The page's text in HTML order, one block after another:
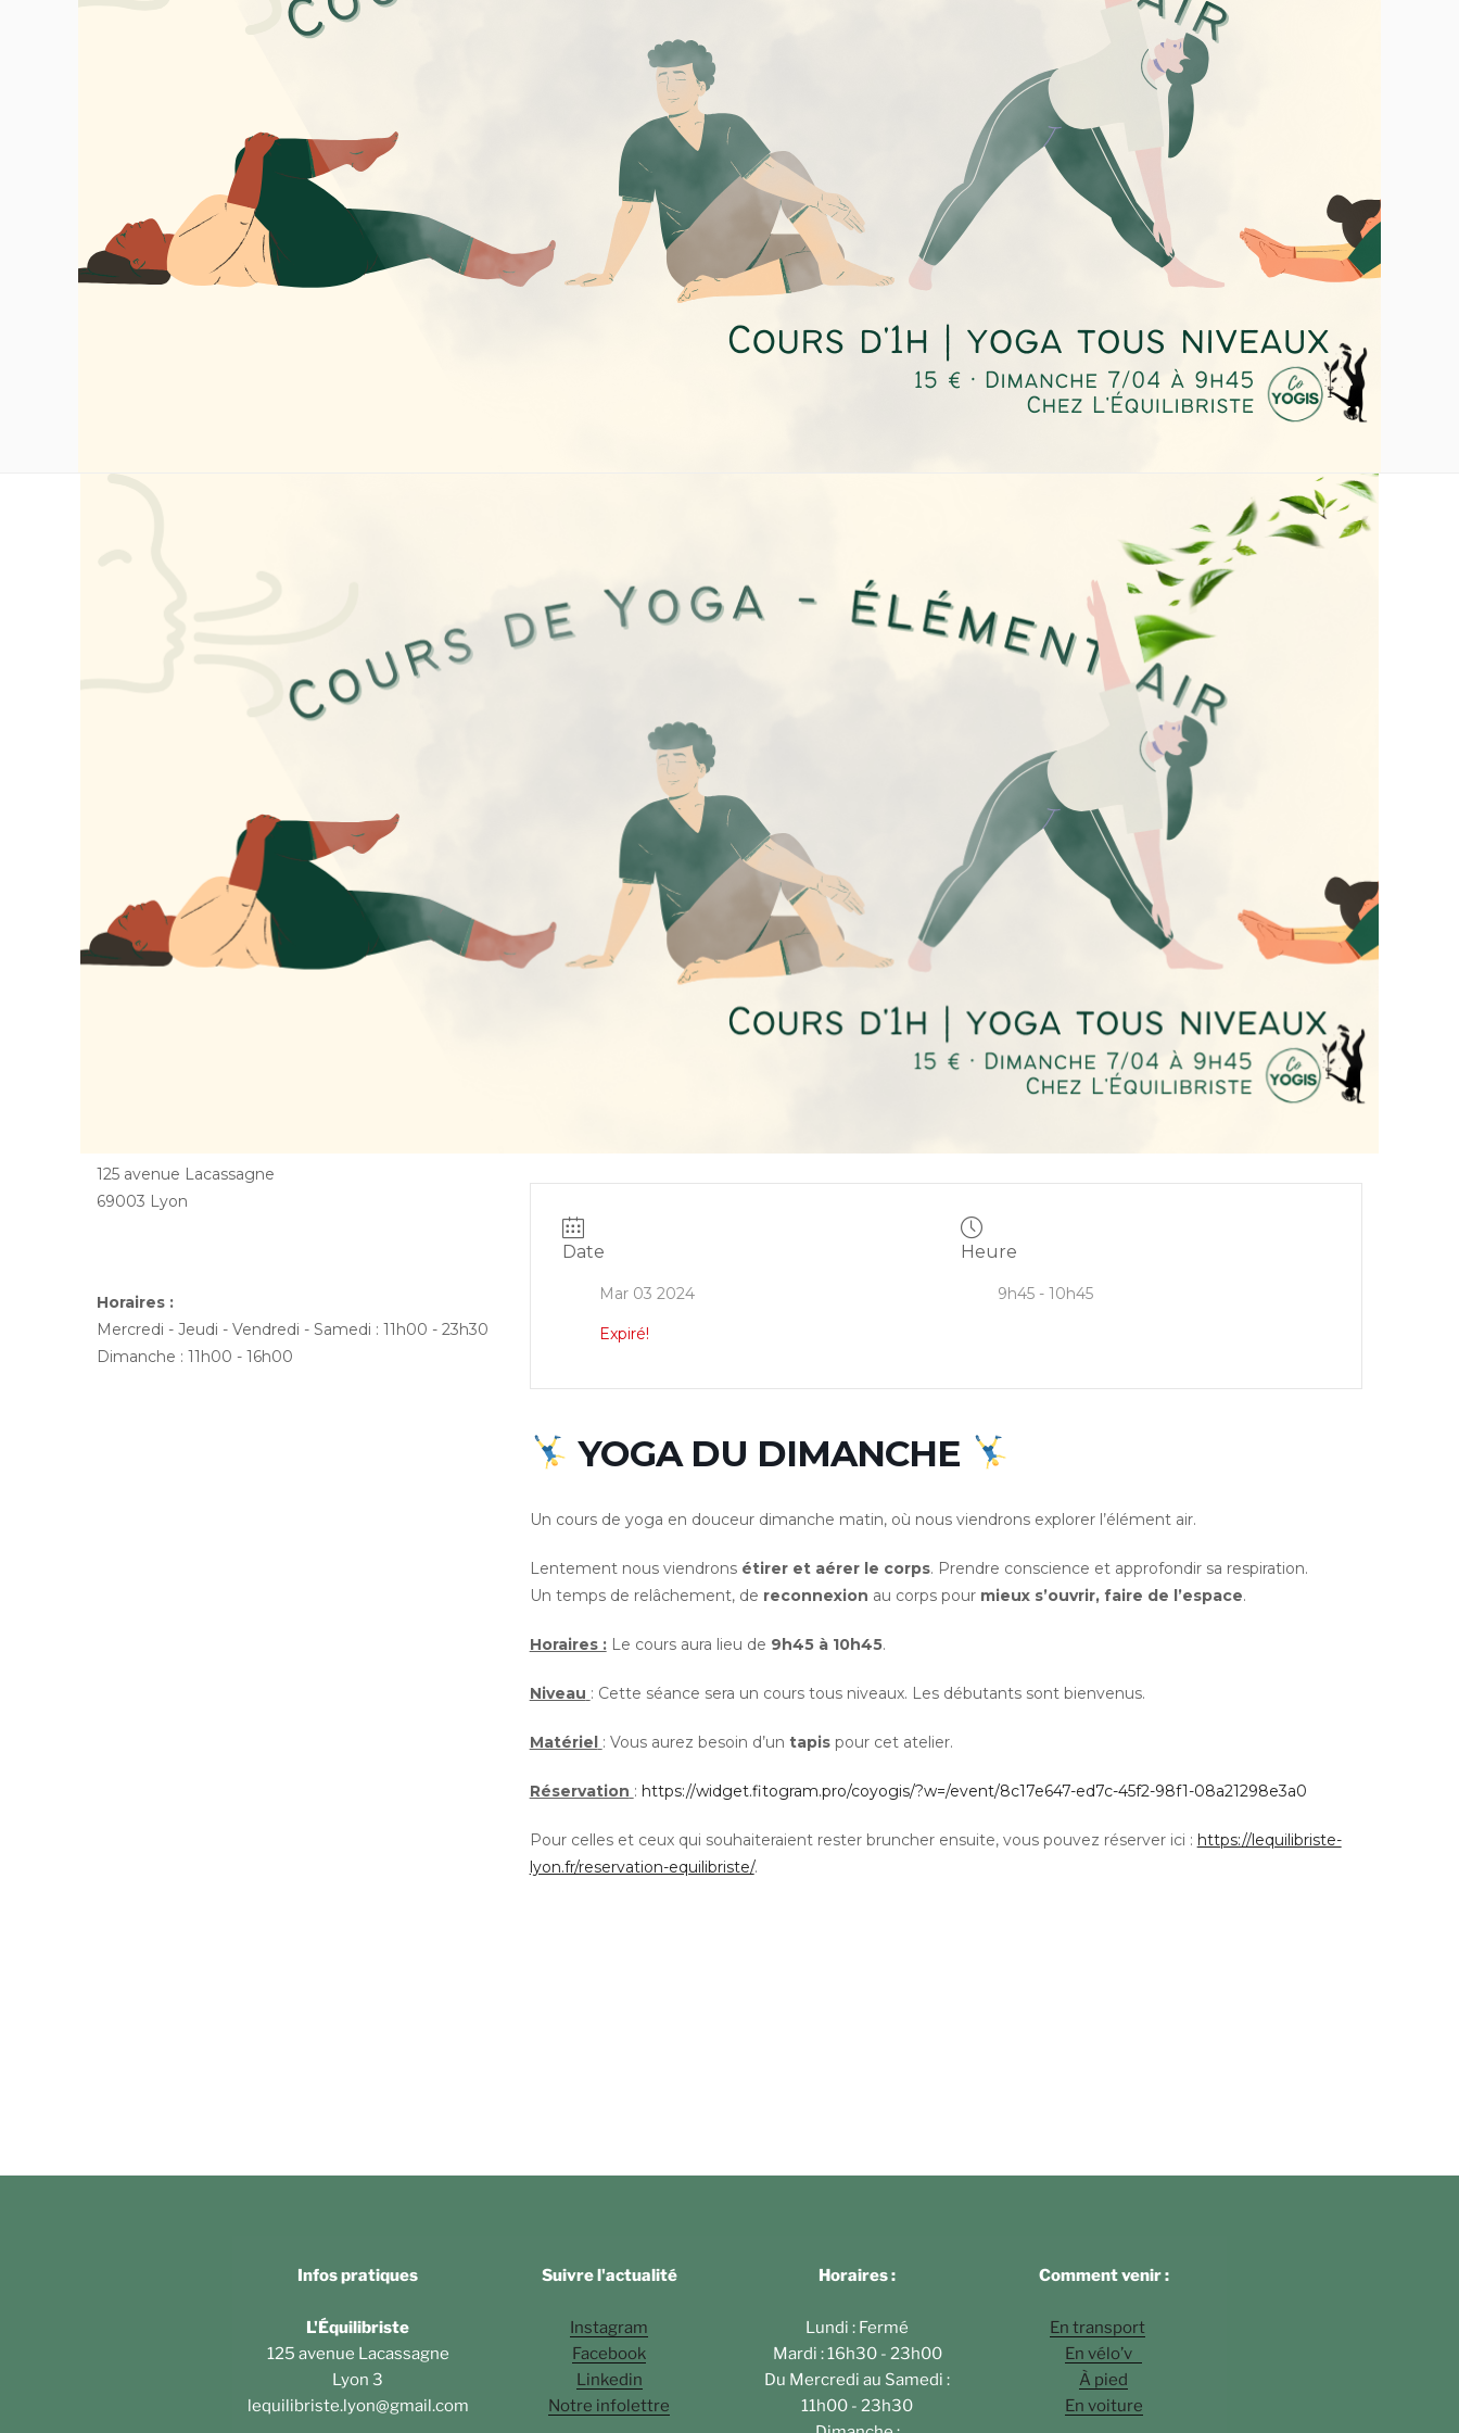
125 avenue Lacassagne
69003 Lyon
Horaires :
Mercredi - Jeudi - Vendredi - Samedi : 11h00 - 23h30
Dimanche : 11h00 - 16h00
Date
Mar 03 2024
Expiré!
Heure
9h45 - 10h45
YOGA DU DIMANCHE
Un cours de yoga en douceur dimanche matin, où nous viendrons explorer l’élément air.
Lentement nous viendrons étirer et aérer le corps. Prendre conscience et approfondir sa respiration.
Un temps de relâchement, de reconnexion au corps pour mieux s’ouvrir, faire de l’espace.
Horaires :Le cours aura lieu de 9h45 à 10h45.
Niveau : Cette séance sera un cours tous niveaux. Les débutants sont bienvenus.
Matériel : Vous aurez besoin d’un tapispour cet atelier.
Réservation : https://widget.fitogram.pro/coyogis/?w=/event/8c17e647-ed7c-45f2-98f1-08a21298e3a0
Pour celles et ceux qui souhaiteraient rester bruncher ensuite, vous pouvez réserver ici : https://lequilibriste-
lyon.fr/reservation-equilibriste/.
Infos pratiques
L'Équilibriste
125 avenue Lacassagne
Lyon 3
lequilibriste.lyon@gmail.com
Suivre l'actualité
Instagram
Facebook
Linkedin
Notre infolettre
Horaires :
Lundi : Fermé
Mardi : 16h30 - 23h00
Du Mercredi au Samedi :
11h00 - 23h30
Comment venir :
En transport
En vélo’v
À pied
En voiture